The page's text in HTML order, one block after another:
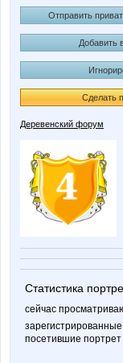
Отправить
Добавить
Сделать
Деревенский форум
Статистика
сейчас
посетившие